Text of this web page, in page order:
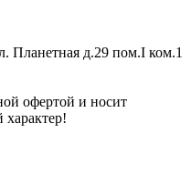
Планетная д.29 пом.I ком.1
офертой и носит